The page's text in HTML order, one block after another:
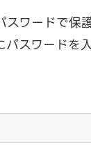
ワードで保
スワードを